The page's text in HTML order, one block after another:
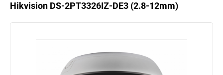
Hikvision DS-2PT3326IZ-DE3 (2.8-12mm)